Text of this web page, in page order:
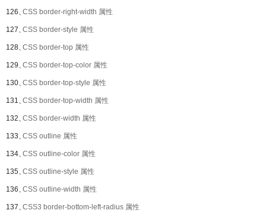
126、CSS border-right-width 属性
127、CSS border-style 属性
128、CSS border-top 属性
129、CSS border-top-color 属性
130、CSS border-top-style 属性
131、CSS border-top-width 属性
132、CSS border-width 属性
133、CSS outline 属性
134、CSS outline-color 属性
135、CSS outline-style 属性
136、CSS outline-width 属性
137、CSS3 border-bottom-left-radius 属性